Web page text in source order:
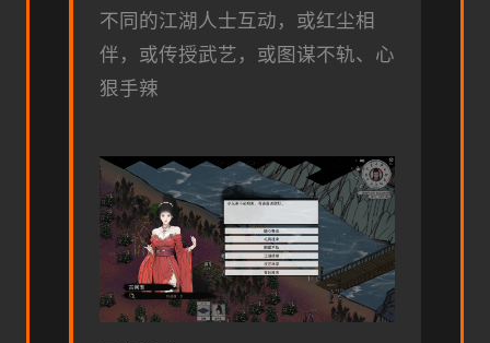
不同的江湖人士互动，或红尘相
伴，或传授武艺，或图谋不轨、心
狠手辣